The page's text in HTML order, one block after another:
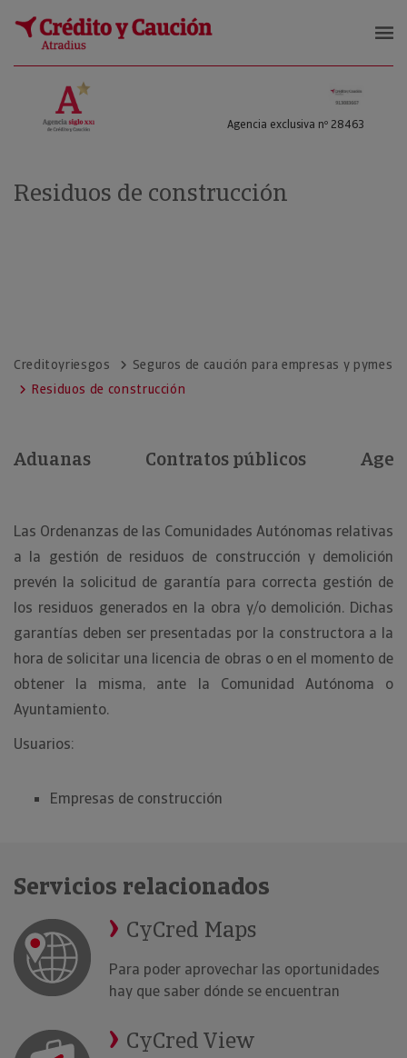
Crédito y Riesgos
Agencia exclusiva nº 28463
Residuos de construcción
Creditoyriesgos
Seguros de caución para empresas y pymes
Residuos de construcción
Aduanas Contratos públicos
Las Ordenanzas de las Comunidades Autónomas relativas
a la gestión de residuos de construcción y demolición
prevén la solicitud de garantía para correcta gestión de
los residuos generados en la obra y/o demolición. Dichas
garantías deben ser presentadas por la constructora a la
hora de solicitar una licencia de obras o en el momento de
obtener la misma, ante la Comunidad Autónoma o
Ayuntamiento.
Usuarios:
Empresas de construcción
Servicios relacionados
CyCred Maps
Para poder aprovechar las oportunidades
hay que saber dónde se encuentran
CyCred View